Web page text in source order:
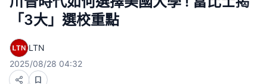
「3大」選校重點
LTN
2025/08/28 04:32